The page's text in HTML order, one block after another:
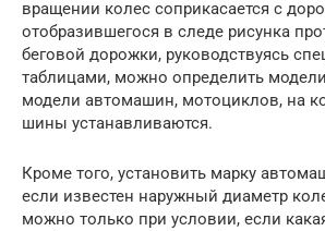
вращении колес соприкасается с
отобразившегося в следе рисунка
беговой дорожки, руководствуясь
таблицами, можно определить
модели автомашин, мотоциклов, на
шины устанавливаются.
Кроме того, установить марку
если известен наружный диаметр
можно только при условии, если